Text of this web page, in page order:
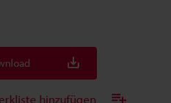
hinzufügen